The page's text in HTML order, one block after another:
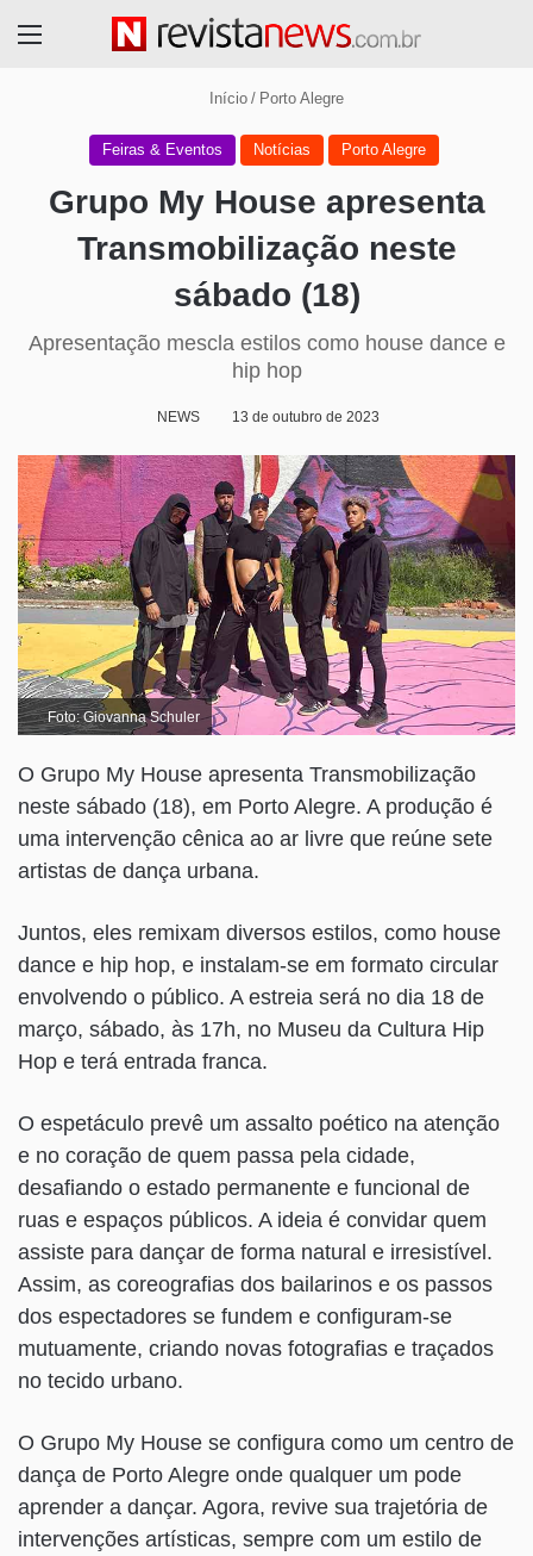
Início / Porto Alegre
Feiras & Eventos Notícias Porto Alegre
Grupo My House apresenta
Transmobilização neste
sábado (18)
Apresentação mescla estilos como house dance e
hip hop
NEWS 13 de outubro de 2023
Foto: Giovanna Schuler
O Grupo My House apresenta Transmobilização
neste sábado (18), em Porto Alegre. A produção é
uma intervenção cênica ao ar livre que reúne sete
artistas de dança urbana.
Juntos, eles remixam diversos estilos, como house
dance e hip hop, e instalam-se em formato circular
envolvendo o público. A estreia será no dia 18 de
março, sábado, às 17h, no Museu da Cultura Hip
Hop e terá entrada franca.
O espetáculo prevê um assalto poético na atenção
e no coração de quem passa pela cidade,
desafiando o estado permanente e funcional de
ruas e espaços públicos. A ideia é convidar quem
assiste para dançar de forma natural e irresistível.
Assim, as coreografias dos bailarinos e os passos
dos espectadores se fundem e configuram-se
mutuamente, criando novas fotografias e traçados
no tecido urbano.
O Grupo My House se configura como um centro de
dança de Porto Alegre onde qualquer um pode
aprender a dançar. Agora, revive sua trajetória de
intervenções artísticas, sempre com um estilo de